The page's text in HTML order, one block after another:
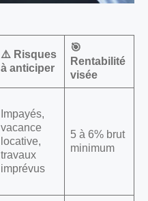
⚠️ Risques
à anticiper
🎯
Rentabilité
visée
Impayés,
vacance
locative,
travaux
imprévus
5 à 6% brut
minimum